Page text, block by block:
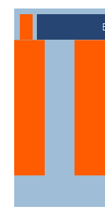
El
alta
desde
de gran